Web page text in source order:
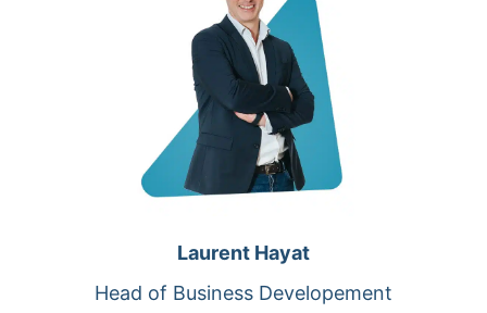
Laurent Hayat
Head of Business Developement